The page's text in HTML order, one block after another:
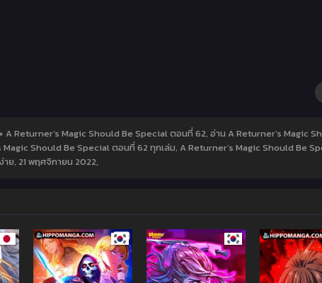
Returner’s Magic Should Be Special ตอนที่ 62, อ่าน A Returner’s Magic
Should Be Special ตอนที่ 62 ทุกเล่ม, A Returner’s Magic Should Be
าย, 21 พฤศจิกายน 2022,